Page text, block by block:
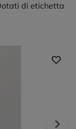
di etichetta